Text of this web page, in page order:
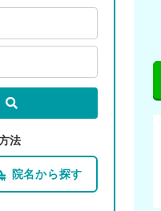
法
院名から探す